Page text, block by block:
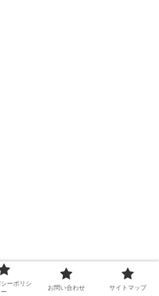
ーポリシ
ー
お問い合わせ サイトマップ